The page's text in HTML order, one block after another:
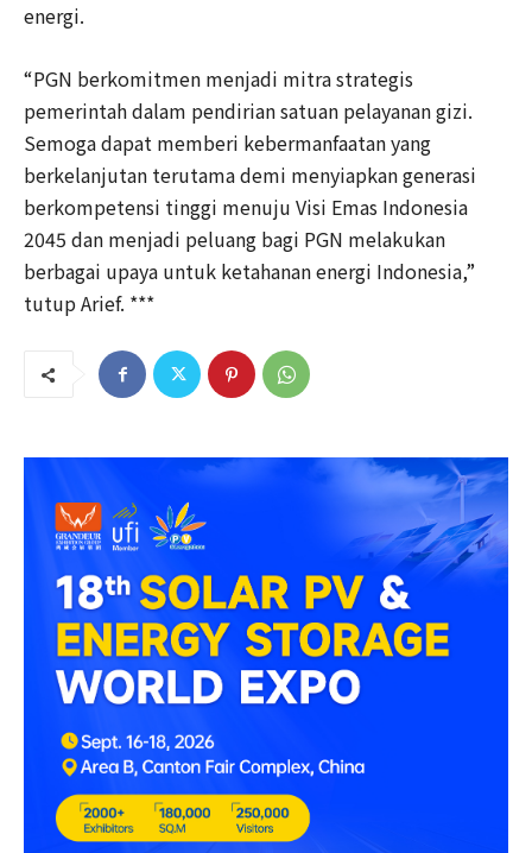
energi.
“PGN berkomitmen menjadi mitra strategis
pemerintah dalam pendirian satuan pelayanan gizi.
Semoga dapat memberi kebermanfaatan yang
berkelanjutan terutama demi menyiapkan generasi
berkompetensi tinggi menuju Visi Emas Indonesia
2045 dan menjadi peluang bagi PGN melakukan
berbagai upaya untuk ketahanan energi Indonesia,”
tutup Arief. ***